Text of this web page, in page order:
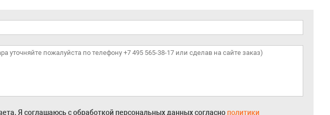
Я соглашаюсь с обработкой персональных данных согласно политики